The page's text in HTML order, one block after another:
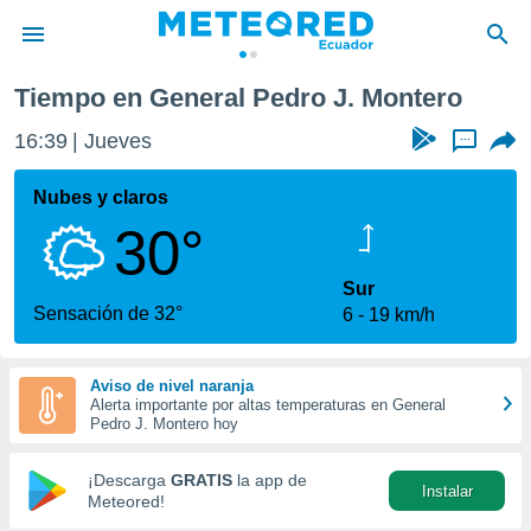
de
ha
calidad.
a este
las
y
forma
digital
basada
Tiempo en General Pedro J. Montero
16:39 Jueves ...
Nubes y claros
30°
Sensación de 32°
Sur
6
19 km/h
Aviso de nivel naranja
Alerta importante por altas temperaturas en General
Pedro J. Montero hoy
¡Descarga GRATIS la app de
Meteored!
Instalar